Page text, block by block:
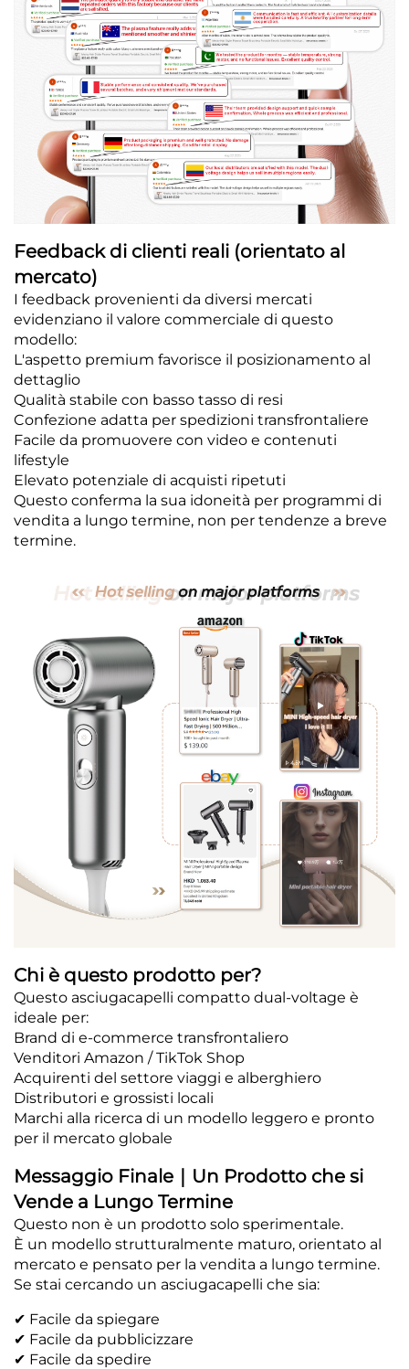
Feedback di clienti reali (orientato al
mercato)
I feedback provenienti da diversi mercati
evidenziano il valore commerciale di questo
modello:
L'aspetto premium favorisce il posizionamento al
dettaglio
Qualità stabile con basso tasso di resi
Confezione adatta per spedizioni transfrontaliere
Facile da promuovere con video e contenuti
lifestyle
Elevato potenziale di acquisti ripetuti
Questo conferma la sua idoneità per programmi di
vendita a lungo termine, non per tendenze a breve
termine.
Chi è questo prodotto per?
Questo asciugacapelli compatto dual-voltage è
ideale per:
Brand di e-commerce transfrontaliero
Venditori Amazon / TikTok Shop
Acquirenti del settore viaggi e alberghiero
Distributori e grossisti locali
Marchi alla ricerca di un modello leggero e pronto
per il mercato globale
Messaggio Finale｜Un Prodotto che si
Vende a Lungo Termine
Questo non è un prodotto solo sperimentale.
È un modello strutturalmente maturo, orientato al
mercato e pensato per la vendita a lungo termine.
Se stai cercando un asciugacapelli che sia:
✔ Facile da spiegare
✔ Facile da pubblicizzare
✔ Facile da spedire